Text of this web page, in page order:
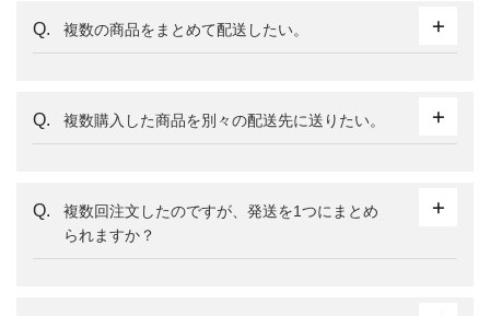
複数の商品をまとめて配送したい。
複数購入した商品を別々の配送先に送りたい。
複数回注文したのですが、発送を1つにまとめ
られますか？